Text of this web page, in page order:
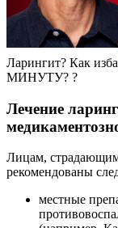
Ларингит? Как
МИНУТУ? ?
Лечение
Лицам, страдающим
рекомендованы
местные